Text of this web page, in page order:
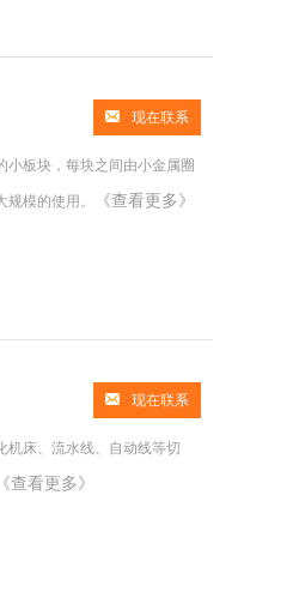
现在联系
板块，每块之间由小金属圈
模的使用。 《查看更多》
现在联系
机床、流水线、自动线等切
《查看更多》